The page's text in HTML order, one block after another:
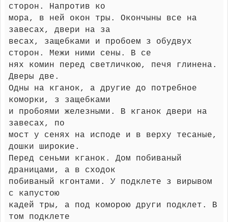
сторон. Напротив ко
мора, в ней окон тры. Окончыны все на
завесах, двери на за
весах, защебками и пробоем з обудвух
сторон. Межи ними сены. В се
нях комин перед светличкою, печя глинена.
Дверы две.
Одны на кганок, а другие до потребное
коморки, з защебками
и пробоями железными. В кганок двери на
завесах, по
мост у сенях на исподе и в верху тесаные,
дошки широкие.
Перед сеньми кганок. Дом побиваный
драницами, а в сходок
побиваный кгонтами. У подклете з вирывом
с капустою
кадей тры, а под коморою други подклет. В
том подклете